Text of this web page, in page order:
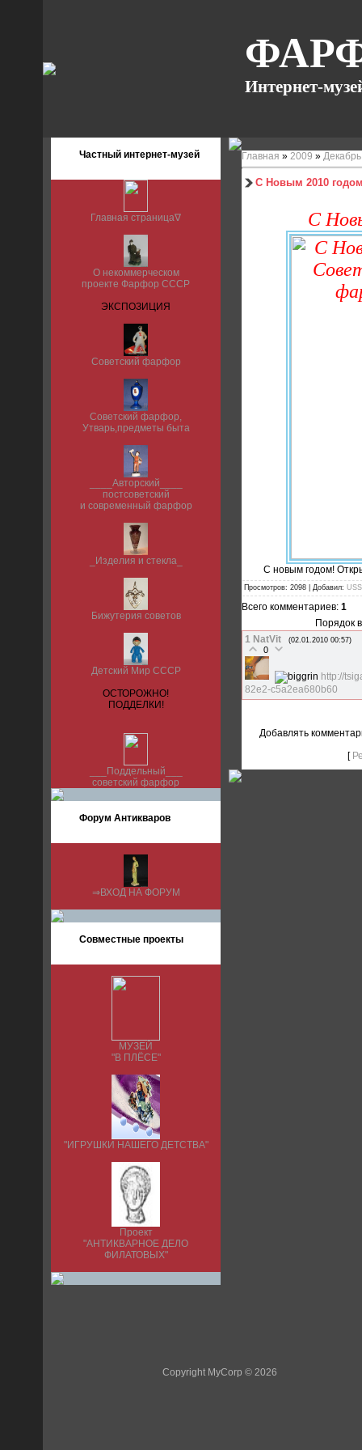
Интернет-
Частный интернет-музей
Главная страница∇
О некоммерческом
проекте Фарфор СССР
ЭКСПОЗИЦИЯ
Советский фарфор
Советский фарфор,
Утварь,предметы быта
____Авторский____
постсоветский
и современный фарфор
_Изделия и стекла_
Бижутерия советов
Детский Мир СССР
ОСТОРОЖНО!
ПОДДЕЛКИ!
___Поддельный___
советский фарфор
Форум Антикваров
⇒ВХОД НА ФОРУМ
Совместные проекты
МУЗЕЙ
"В ПЛЁСЕ"
"ИГРУШКИ НАШЕГО ДЕТСТВА"
Проект
"АНТИКВАРНОЕ ДЕЛО
ФИЛАТОВЫХ"
Главная » 2009 » Декабрь
С Новым 2010
С
С новым годом!
Просмотров: 2098 | Добавил:
Всего комментариев: 1
Порядок
1 NatVit (02.01.2010 00:57)
0
http://
82e2-c5a2ea680b60
Добавлять
[
Copyright MyCorp © 2026